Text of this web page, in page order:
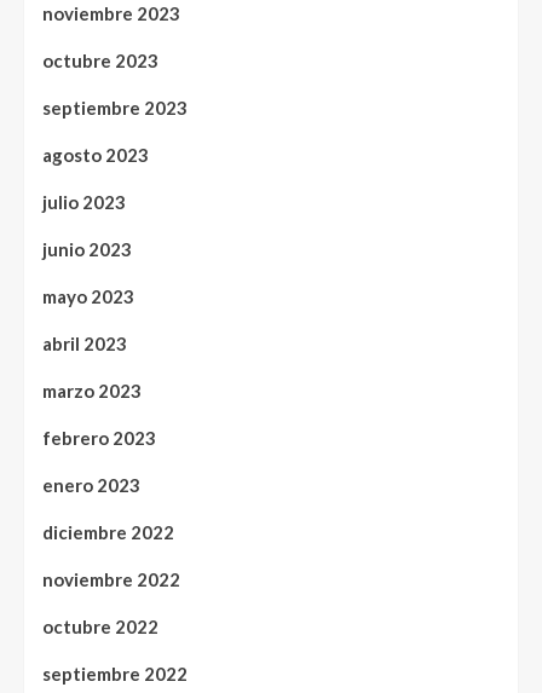
noviembre 2023
octubre 2023
septiembre 2023
agosto 2023
julio 2023
junio 2023
mayo 2023
abril 2023
marzo 2023
febrero 2023
enero 2023
diciembre 2022
noviembre 2022
octubre 2022
septiembre 2022